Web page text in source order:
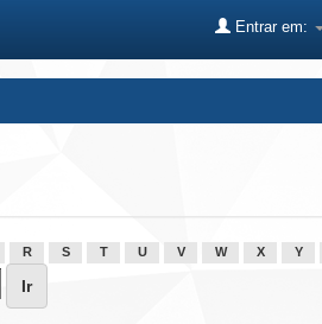
Entrar em:
R S T U V W X Y